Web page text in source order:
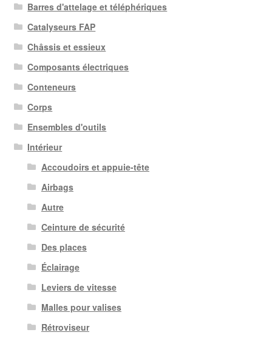
récent
au
plus
ancien
Barres d'attelage et téléphériques
Catalyseurs FAP
Châssis et essieux
Composants électriques
Conteneurs
Corps
Ensembles d'outils
Intérieur
Accoudoirs et appuie-tête
Airbags
Autre
Ceinture de sécurité
Des places
Éclairage
Leviers de vitesse
Malles pour valises
Rétroviseur